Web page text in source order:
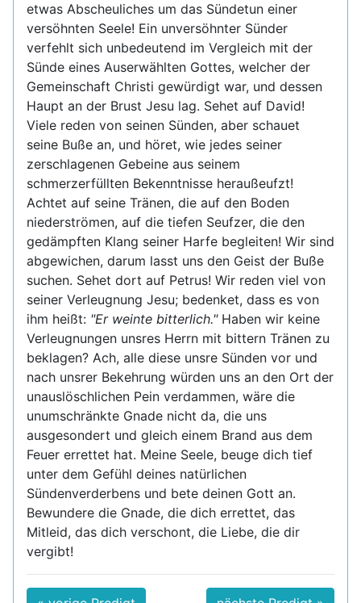
etwas Abscheuliches um das Sündetun einer
versöhnten Seele! Ein unversöhnter Sünder
verfehlt sich unbedeutend im Vergleich mit der
Sünde eines Auserwählten Gottes, welcher der
Gemeinschaft Christi gewürdigt war, und dessen
Haupt an der Brust Jesu lag. Sehet auf David!
Viele reden von seinen Sünden, aber schauet
seine Buße an, und höret, wie jedes seiner
zerschlagenen Gebeine aus seinem
schmerzerfüllten Bekenntnisse heraußeufzt!
Achtet auf seine Tränen, die auf den Boden
niederströmen, auf die tiefen Seufzer, die den
gedämpften Klang seiner Harfe begleiten! Wir sind
abgewichen, darum lasst uns den Geist der Buße
suchen. Sehet dort auf Petrus! Wir reden viel von
seiner Verleugnung Jesu; bedenket, dass es von
ihm heißt: "Er weinte bitterlich."Haben wir keine
Verleugnungen unsres Herrn mit bittern Tränen zu
beklagen? Ach, alle diese unsre Sünden vor und
nach unsrer Bekehrung würden uns an den Ort der
unauslöschlichen Pein verdammen, wäre die
unumschränkte Gnade nicht da, die uns
ausgesondert und gleich einem Brand aus dem
Feuer errettet hat. Meine Seele, beuge dich tief
unter dem Gefühl deines natürlichen
Sündenverderbens und bete deinen Gott an.
Bewundere die Gnade, die dich errettet, das
Mitleid, das dich verschont, die Liebe, die dir
vergibt!